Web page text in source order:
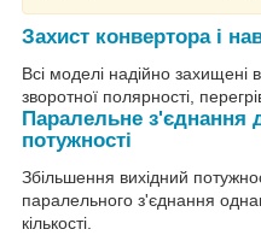
Захист конвертора і
Всі моделі надійно захищені
зворотної полярності,
Паралельне з'єднання
потужності
Збільшення вихідний
паралельного з'єднання
кількості.